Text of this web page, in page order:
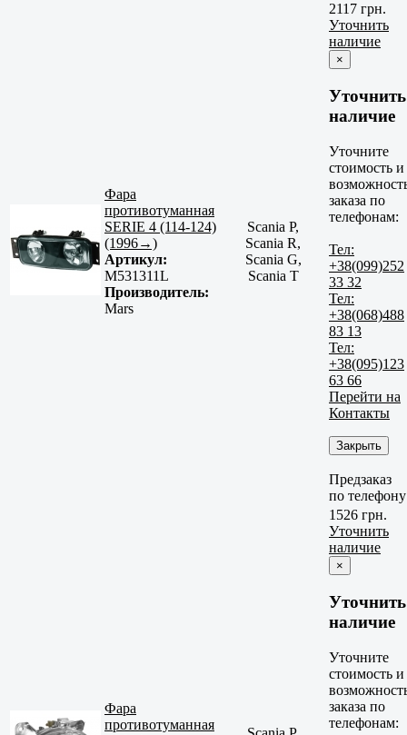
Фара
противотуманная
SERIE 4 (114-124)
(1996→)
Артикул:
M531311L
Производитель:
Mars
Scania P,
Scania R,
Scania G,
Scania T
2117 грн.
Уточнить
наличие
×
Уточнить
наличие
Уточните
стоимость и
заказа по
телефонам:
Тел:
+38(099)252
33 32
Тел:
+38(068)488
83 13
Тел:
+38(095)123
63 66
Перейти на
Контакты
Закрыть
Предзаказ
по телефону
Фара
противотуманная
1526 грн.
Уточнить
наличие
×
Уточнить
наличие
Уточните
стоимость и
заказа по
телефонам: